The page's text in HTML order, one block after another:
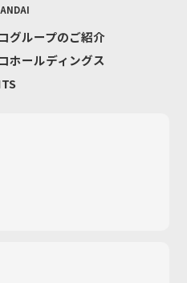
グループのご紹介
ホールディングス